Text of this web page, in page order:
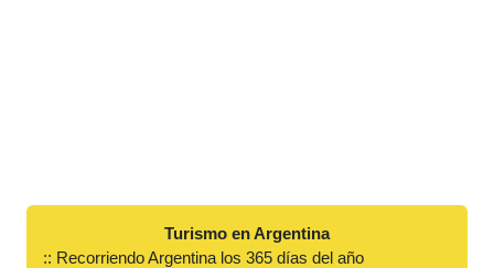
Turismo en Argentina
:: Recorriendo Argentina los 365 días del año